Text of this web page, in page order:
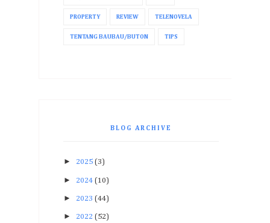
PROPERTY REVIEW TELENOVELA
TENTANG BAUBAU/BUTON TIPS
BLOG ARCHIVE
► 2025 (3)
► 2024 (10)
► 2023 (44)
► 2022 (52)